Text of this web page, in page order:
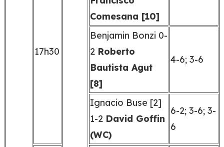
17h30
Comesana [10]
Benjamin Bonzi 0-
2 Roberto
Bautista Agut
[8]
4-6; 3-6
Ignacio Buse [2]
1-2 David Goffin
(WC)
6-2; 3-6; 3-
6